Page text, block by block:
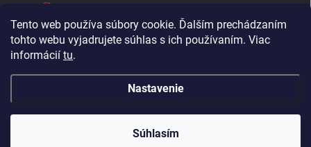
Tento web používa súbory cookie. Ďalším prechádzaním
tohto webu vyjadrujete súhlas s ich používaním. Viac
informácií tu.
Nastavenie
Súhlasím
Naša predajňa bola presťahovaná ! Nájdete nás na novej
adrese: ul. Martina Bartoňa 5421/ 7A, Senica - Čáčov
Copyright 2026CHOV-MAT, s. r. o.. Všetky práva vyhradené.Upraviť
nastavenie cookies